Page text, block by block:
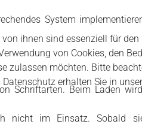
System
Schriftarten. Beim Laden
nicht im Einsatz. Sobald
ihnen sind essenziell für
von Cookies, den
zulassen möchten. Bitte
erhalten Sie in